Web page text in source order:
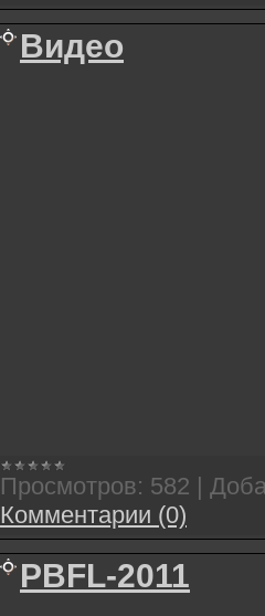
Видео
Просмотров: 582 |
Комментарии (0)
PBFL-2011